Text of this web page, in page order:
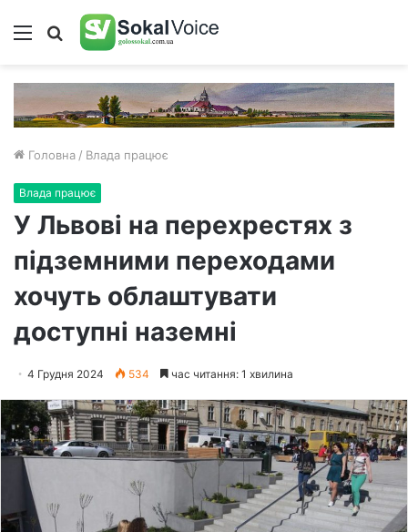
Меню Пошук
Головна / Влада працює
Влада працює
У Львові на перехрестях з
підземними переходами
хочуть облаштувати
доступні наземні
4 Грудня 2024 534 час читання: 1 хвилина